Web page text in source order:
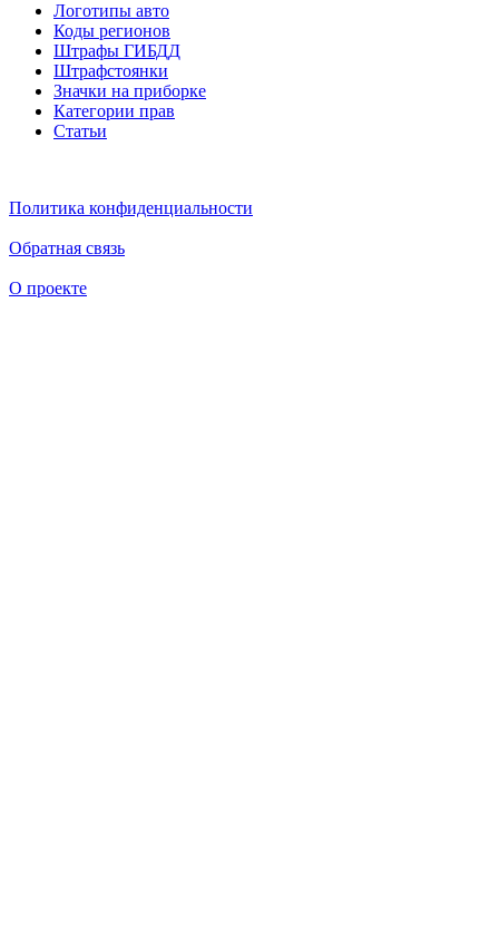
Логотипы авто
Коды регионов
Штрафы ГИБДД
Штрафстоянки
Значки на приборке
Категории прав
Статьи
Политика конфиденциальности
Обратная связь
О проекте